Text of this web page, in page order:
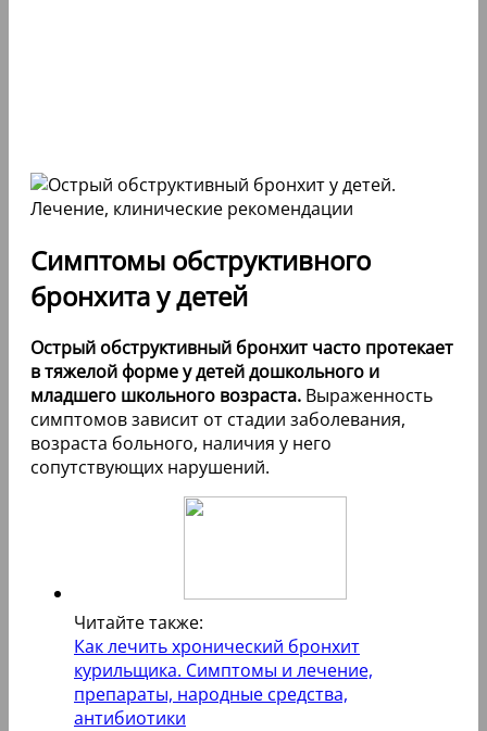
Симптомы обструктивного
бронхита у детей
Острый обструктивный бронхит часто протекает
в тяжелой форме у детей дошкольного и
младшего школьного возраста. Выраженность
симптомов зависит от стадии заболевания,
возраста больного, наличия у него
сопутствующих нарушений.
Читайте также:
Как лечить хронический бронхит
курильщика. Симптомы и лечение,
препараты, народные средства,
антибиотики